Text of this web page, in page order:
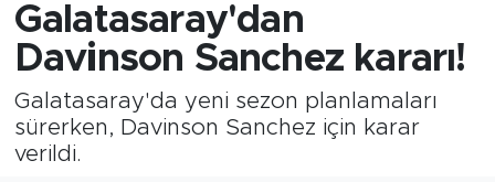
Galatasaray'dan
Davinson Sanchez kararı!
Galatasaray'da yeni sezon planlamaları
sürerken, Davinson Sanchez için karar
verildi.
Süper Lig Puan Durumu ve Fikstür
Tüm Manşetler
Son Dakika Haberleri